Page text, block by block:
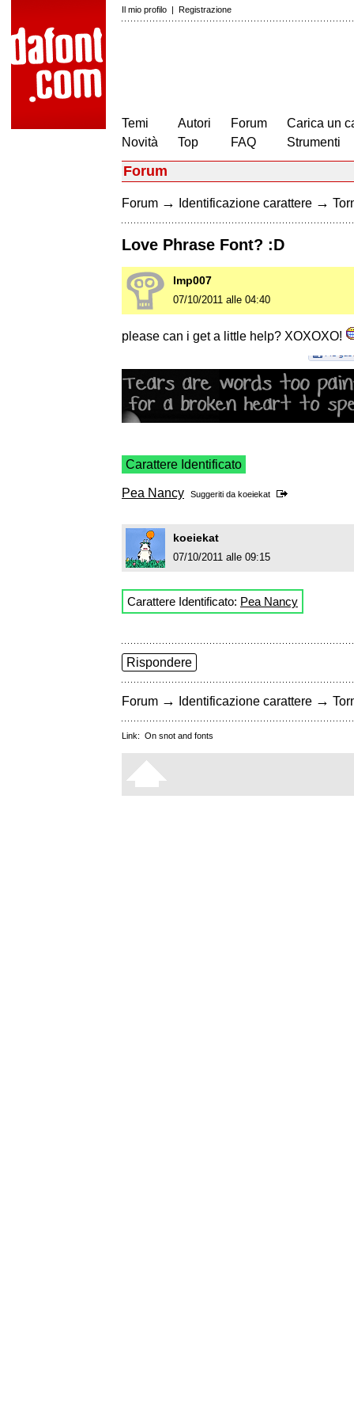
Il mio profilo | Registrazione
Temi
Novità
Autori
Top
Forum
FAQ
Carica un
Strumenti
Forum
Forum → Identificazione carattere →
Love Phrase Font? :D
lmp007
07/10/2011 alle 04:40
please can i get a little help? XOXOXO!
Carattere Identificato
Pea Nancy Suggeriti da koeiekat
koeiekat
07/10/2011 alle 09:15
Carattere Identificato: Pea Nancy
Rispondere
Forum → Identificazione carattere →
Link: On snot and fonts